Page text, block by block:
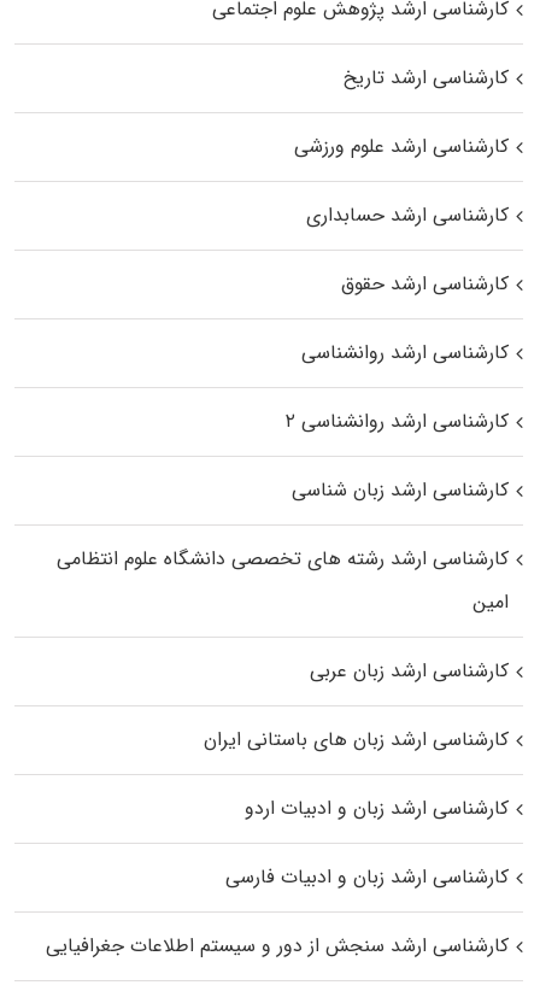
کارشناسی ارشد پژوهش علوم اجتماعی
کارشناسی ارشد تاریخ
کارشناسی ارشد علوم ورزشی
کارشناسی ارشد حسابداری
کارشناسی ارشد حقوق
کارشناسی ارشد روانشناسی
کارشناسی ارشد روانشناسی ۲
کارشناسی ارشد زبان شناسی
کارشناسی ارشد رﺷﺘﻪ ﻫﺎی تخصصی داﻧﺸﮕﺎه ﻋﻠﻮم انتظامی
اﻣﻴﻦ
کارشناسی ارشد زبان عربی
کارشناسی ارشد زبان‌ های باستانی ایران
کارشناسی ارشد زبان و ادبیات اردو
کارشناسی ارشد زبان و ادبیات فارسی
کارشناسی ارشد سنجش از دور و سیستم اطلاعات جغرافیایی